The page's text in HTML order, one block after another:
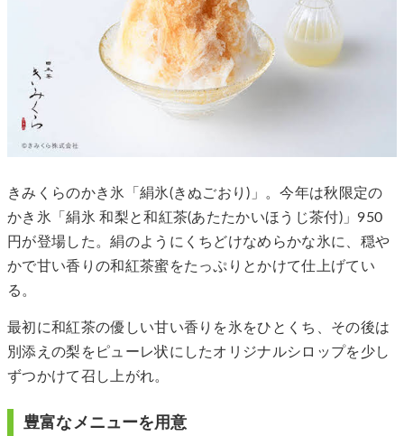
きみくらのかき氷「絹氷(きぬごおり)」。今年は秋限定の
かき氷「絹氷 和梨と和紅茶(あたたかいほうじ茶付)」950
円が登場した。絹のようにくちどけなめらかな氷に、穏や
かで甘い香りの和紅茶蜜をたっぷりとかけて仕上げてい
る。
最初に和紅茶の優しい甘い香りを氷をひとくち、その後は
別添えの梨をピューレ状にしたオリジナルシロップを少し
ずつかけて召し上がれ。
豊富なメニューを用意